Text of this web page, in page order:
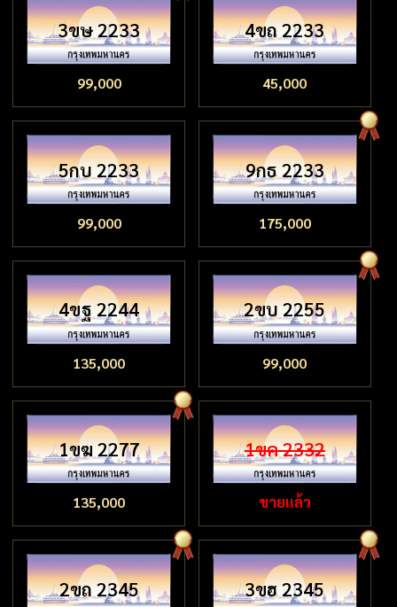
3ขษ 2233
99,000
4ขถ 2233
45,000
5กบ 2233
99,000
9กธ 2233
175,000
4ขฐ 2244
135,000
2ขบ 2255
99,000
1ขฆ 2277
135,000
1ขค 2332
ขายแล้ว
2ขถ 2345 3ขฮ 2345